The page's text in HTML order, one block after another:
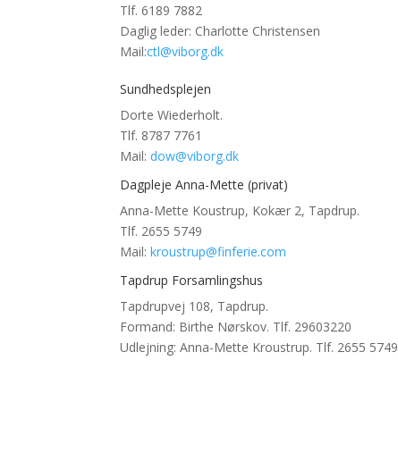
Tlf.6189 7882
Daglig leder: Charlotte Christensen
Mail:ctl@viborg.dk
Sundhedsplejen
Dorte Wiederholt.
Tlf. 8787 7761
Mail:dow@viborg.dk
Dagpleje Anna-Mette (privat)
Anna-Mette Koustrup, Kokær 2, Tapdrup.
Tlf. 2655 5749
Mail:kroustrup@finferie.com
Tapdrup Forsamlingshus
Tapdrupvej 108, Tapdrup.
Formand: Birthe Nørskov. Tlf. 29603220
Udlejning: Anna-Mette Kroustrup. Tlf. 2655 5749